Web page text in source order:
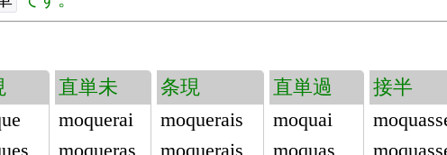
直単未
moquerai
moqueras
条現
moquerais
moquerais
直単過
moquai
moquas
接半